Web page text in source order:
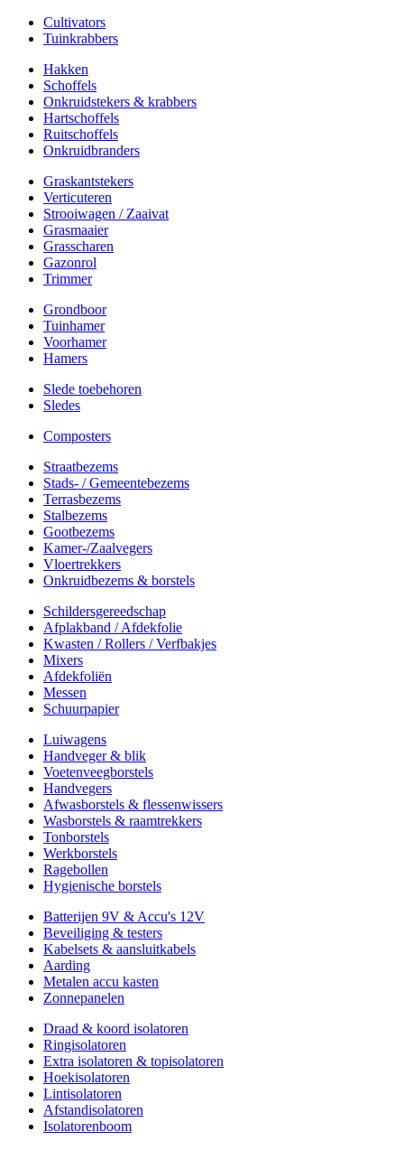
Cultivators
Tuinkrabbers
Hakken
Schoffels
Onkruidstekers & krabbers
Hartschoffels
Ruitschoffels
Onkruidbranders
Graskantstekers
Verticuteren
Strooiwagen / Zaaivat
Grasmaaier
Grasscharen
Gazonrol
Trimmer
Grondboor
Tuinhamer
Voorhamer
Hamers
Slede toebehoren
Sledes
Composters
Straatbezems
Stads- / Gemeentebezems
Terrasbezems
Stalbezems
Gootbezems
Kamer-/Zaalvegers
Vloertrekkers
Onkruidbezems & borstels
Schildersgereedschap
Afplakband / Afdekfolie
Kwasten / Rollers / Verfbakjes
Mixers
Afdekfoliën
Messen
Schuurpapier
Luiwagens
Handveger & blik
Voetenveegborstels
Handvegers
Afwasborstels & flessenwissers
Wasborstels & raamtrekkers
Tonborstels
Werkborstels
Ragebollen
Hygienische borstels
Batterijen 9V & Accu's 12V
Beveiliging & testers
Kabelsets & aansluitkabels
Aarding
Metalen accu kasten
Zonnepanelen
Draad & koord isolatoren
Ringisolatoren
Extra isolatoren & topisolatoren
Hoekisolatoren
Lintisolatoren
Afstandisolatoren
Isolatorenboom